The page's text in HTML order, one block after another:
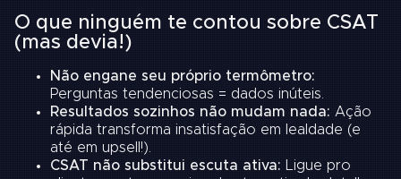
O que ninguém te contou sobre CSAT
(mas devia!)
Não engane seu próprio termômetro:
Perguntas tendenciosas = dados inúteis.
Resultados sozinhos não mudam nada: Ação
rápida transforma insatisfação em lealdade (e
até em upsell!).
CSAT não substitui escuta ativa: Ligue pro